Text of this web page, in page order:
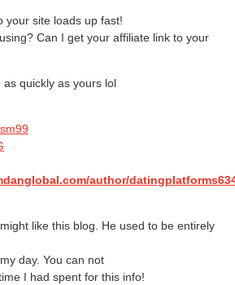
your site loads up fast!
Can I get your affiliate link to your
quickly as yours lol
author/
like this blog. He used to be entirely
day. You can not
I had spent for this info!